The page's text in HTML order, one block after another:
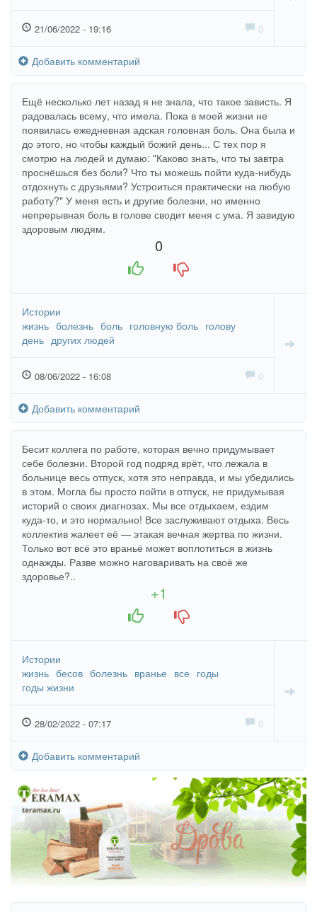
21/06/2022 - 19:16 0
Добавить комментарий
Ещё несколько лет назад я не знала, что такое зависть. Я
радовалась всему, что имела. Пока в моей жизни не
появилась ежедневная адская головная боль. Она была и
до этого, но чтобы каждый божий день... С тех пор я
смотрю на людей и думаю: "Каково знать, что ты завтра
проснёшься без боли? Что ты можешь пойти куда-нибудь
отдохнуть с друзьями? Устроиться практически на любую
работу?" У меня есть и другие болезни, но именно
непрерывная боль в голове сводит меня с ума. Я завидую
здоровым людям.
0
Истории
жизнь болезнь боль головную боль голову
день других людей
08/06/2022 - 16:08 0
Добавить комментарий
Бесит коллега по работе, которая вечно придумывает
себе болезни. Второй год подряд врёт, что лежала в
больнице весь отпуск, хотя это неправда, и мы убедились
в этом. Могла бы просто пойти в отпуск, не придумывая
историй о своих диагнозах. Мы все отдыхаем, ездим
куда-то, и это нормально! Все заслуживают отдыха. Весь
коллектив жалеет её — этакая вечная жертва по жизни.
Только вот всё это враньё может воплотиться в жизнь
однажды. Разве можно наговаривать на своё же
здоровье?..
+1
Истории
жизнь бесов болезнь вранье все годы
годы жизни
28/02/2022 - 07:17 0
Добавить комментарий